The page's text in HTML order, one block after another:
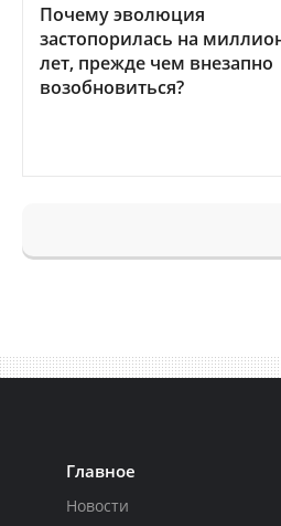
Почему эволюция
застопорилась на
лет, прежде чем внезапно
возобновиться?
Главное
Новости